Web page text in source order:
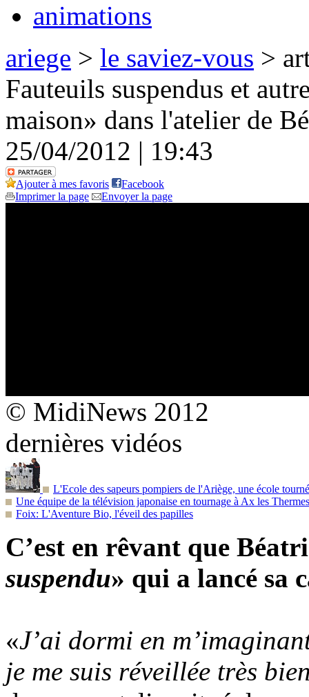
animations
ariege > le saviez-vous >
Fauteuils suspendus et
maison» dans l'atelier de
25/04/2012 | 19:43
Ajouter à mes favoris
Facebook
Imprimer la page
Envoyer la page
© MidiNews 2012
dernières vidéos
L'Ecole des sapeurs pompiers de l'Ariège, une école
Une équipe de la télévision japonaise en tournage à Ax les Thermes
Foix: L'Aventure Bio, l'éveil des papilles
C’est en rêvant que
suspendu» qui a lancé sa
«J’ai dormi en
je me suis réveillée très